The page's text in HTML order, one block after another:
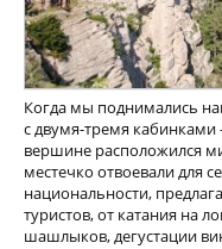
Когда мы поднимались
с двумя-тремя кабинками
вершине расположился
местечко отвоевали для
национальности,
туристов, от катания на
шашлыков, дегустации